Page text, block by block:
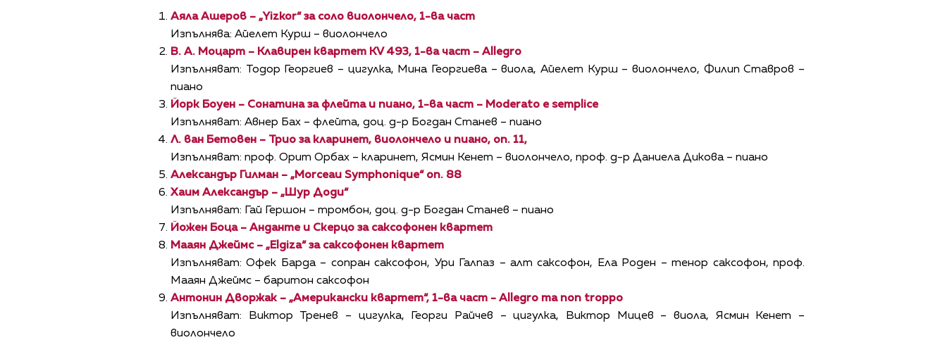
Аяла Ашеров – „Yizkor“ за соло виолончело, 1-ва част
Изпълнява: Айелет Курш – виолончело
В. А. Моцарт – Клавирен квартет KV 493, 1-ва част – Allegro
Изпълняват: Тодор Георгиев – цигулка, Мина Георгиева – виола, Айелет Курш – виолончело, Филип Ставров –
пиано
Йорк Боуен – Сонатина за флейта и пиано, 1-ва част – Moderato e semplice
Изпълняват: Авнер Бах – флейта, доц. д-р Богдан Станев – пиано
Л. ван Бетовен – Трио за кларинет, виолончело и пиано, оп. 11,
Изпълняват: проф. Орит Орбах – кларинет, Ясмин Кенет – виолончело, проф. д-р Даниела Дикова – пиано
Александър Гилман – „Morceau Symphonique“ оп. 88
Хаим Александър – „Шур Доди“
Изпълняват: Гай Гершон – тромбон, доц. д-р Богдан Станев – пиано
Йожен Боца – Анданте и Скерцо за саксофонен квартет
Мааян Джеймс – „Elgiza“ за саксофонен квартет
Изпълняват: Офек Барда – сопран саксофон, Ури Галпаз – алт саксофон, Ела Роден – тенор саксофон, проф.
Мааян Джеймс – баритон саксофон
Антонин Дворжак – „Американски квартет“, 1-ва част - Allegro ma non troppo
Изпълняват: Виктор Тренев – цигулка, Георги Райчев – цигулка, Виктор Мицев – виола, Ясмин Кенет –
виолончело